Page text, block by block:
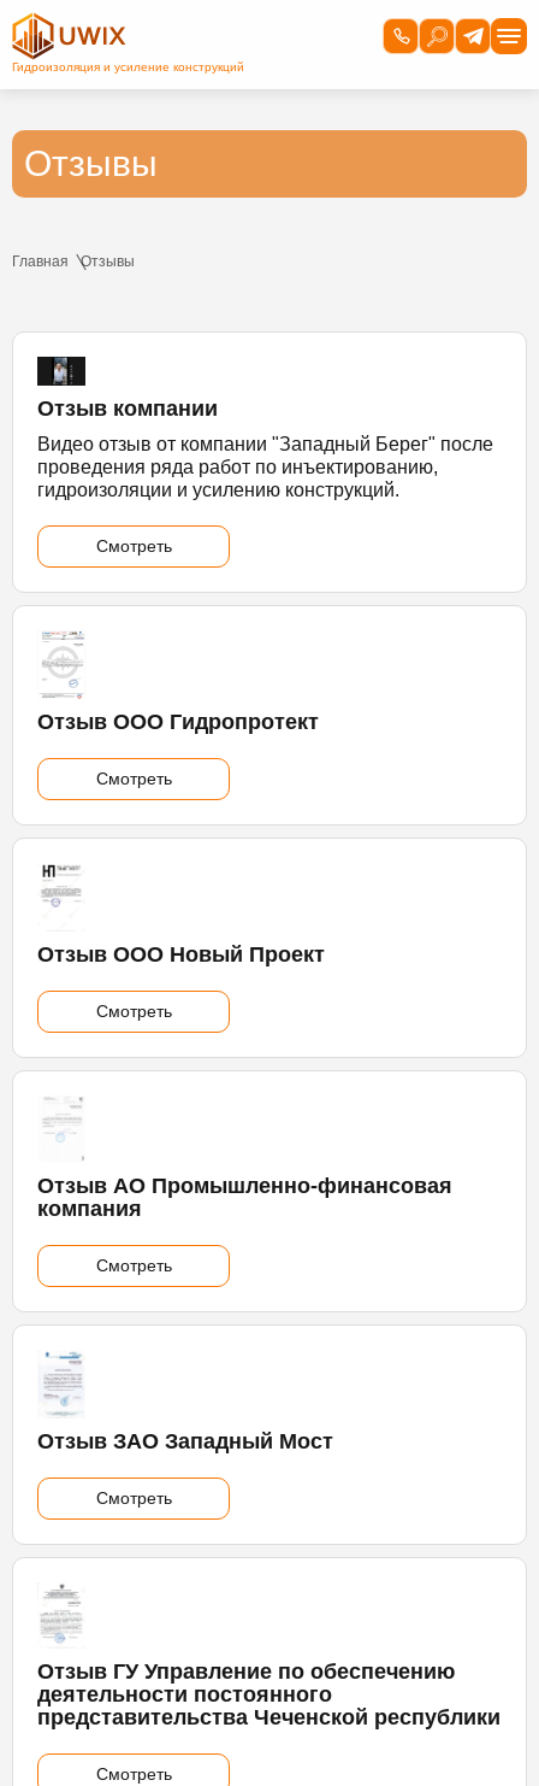
Отзывы
Главная Отзывы
Отзыв компании
Видео отзыв от компании "Западный Берег" после
проведения ряда работ по инъектированию,
гидроизоляции и усилению конструкций.
Смотреть
Отзыв ООО Гидропротект
Смотреть
Отзыв ООО Новый Проект
Смотреть
Отзыв АО Промышленно-финансовая
компания
Смотреть
Отзыв ЗАО Западный Мост
Смотреть
Отзыв ГУ Управление по обеспечению
деятельности постоянного
представительства Чеченской республики
Смотреть